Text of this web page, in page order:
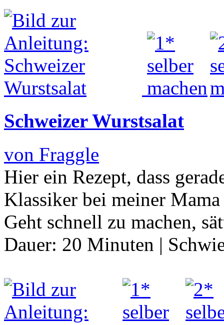
Schweizer Wurstsalat
von Fraggle
Hier ein Rezept, dass
Klassiker bei meiner
Geht schnell zu machen,
Dauer: 20 Minuten |